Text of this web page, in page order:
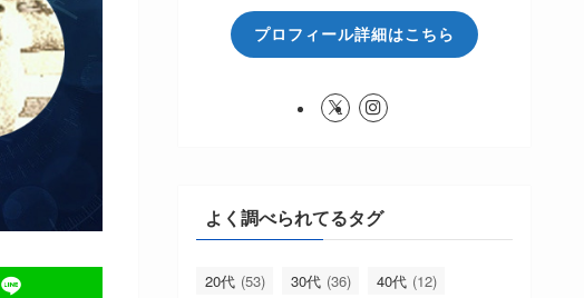
プロフィール詳細はこちら
よく調べられてるタグ
20代 (53) 30代 (36) 40代 (12)